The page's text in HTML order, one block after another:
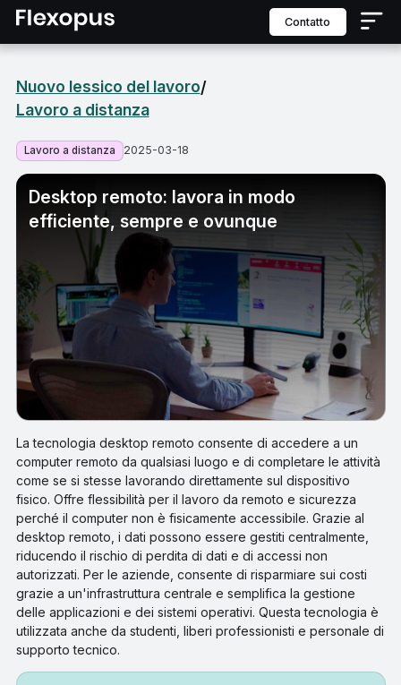
contatto
Nuovo lessico del lavoro/
Lavoro a distanza
Lavoro a distanza 2025-03-18
Desktop remoto: lavora in modo
efficiente, sempre e ovunque
La tecnologia desktop remoto consente di accedere a un
computer remoto da qualsiasi luogo e di completare le attività
come se si stesse lavorando direttamente sul dispositivo
fisico. Offre flessibilità per il lavoro da remoto e sicurezza
perché il computer non è fisicamente accessibile. Grazie al
desktop remoto, i dati possono essere gestiti centralmente,
riducendo il rischio di perdita di dati e di accessi non
autorizzati. Per le aziende, consente di risparmiare sui costi
grazie a un'infrastruttura centrale e semplifica la gestione
delle applicazioni e dei sistemi operativi. Questa tecnologia è
utilizzata anche da studenti, liberi professionisti e personale di
supporto tecnico.